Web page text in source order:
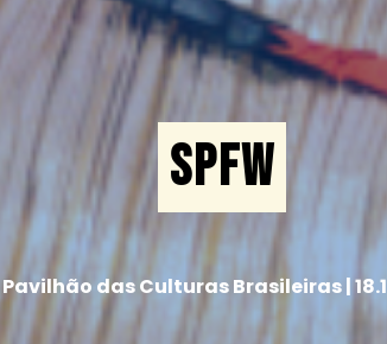
SPFW
Pavilhão das Culturas Brasileiras |